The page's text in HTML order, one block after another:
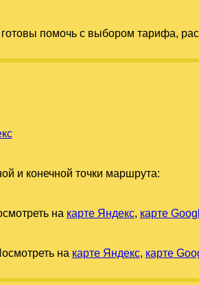
помочь с выбором тарифа,
и конечной точки маршрута:
на карте Яндекс, карте
на карте Яндекс, карте